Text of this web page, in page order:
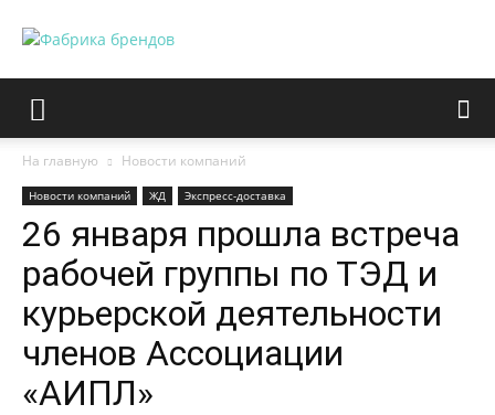
На главную Новости компаний
Новости компаний ЖД Экспресс-доставка
26 января прошла встреча
рабочей группы по ТЭД и
курьерской деятельности
членов Ассоциации
«АИПЛ»